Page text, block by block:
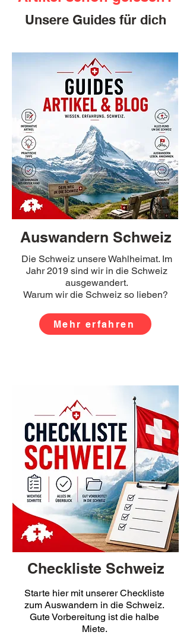
Unsere Guides für dich
Die Schweiz unsere Wahlheimat. Im
Jahr 2019 sind wir in die Schweiz
ausgewandert.
Warum wir die Schweiz so lieben?
Mehr erfahren
Auswandern Schweiz
Checkliste Schweiz
Starte hier mit unserer Checkliste
zum Auswandern in die Schweiz.
Gute Vorbereitung ist die halbe
Miete.